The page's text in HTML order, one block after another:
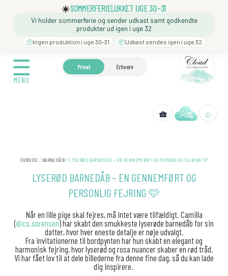
☀️SOMMERFERIELUKKET UGE 30–31
Vi holder sommerferie og sender udkast samt godkendte
produkter ud igen i uge 32
🕒Ingen produktion i uge 30–31 📦Udkast sendes igen i uge 32
☰
MENU
Privat Erhverv
🧺 ⌕
🍼 BARNEDÅB ❓️ BESØG VORES
FORSIDE / BARNEDÅB/ LYSERØD BARNEDÅB – EN GENNEMFØRT OG PERSONLIG FEJRING 🩷
LYSERØD BARNEDÅB – EN GENNEMFØRT OG
PERSONLIG FEJRING 🩷
Når en lille pige skal fejres, må intet være tilfældigt. Camilla
(@cs.sorensen) har skabt den smukkeste lyserøde barnedåb for sin
datter, hvor hver eneste detalje er nøje udvalgt.
Fra invitationerne til bordpynten har hun skabt en elegant og
harmonisk fejring, hvor lyserød og rosa nuancer skaber en rød tråd.
Vi har fået lov til at dele billederne fra denne fine dag, så du kan lade
dig inspirere.